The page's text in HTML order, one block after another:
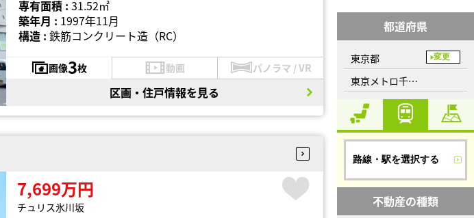
専有面積 : 31.52㎡
築年月 : 1997年11月
構造 : 鉄筋コンクリート造（RC）
画像3枚 動画 パノラマ / VR
区画・住戸情報を見る
7,699万円
チュリス氷川坂
都道府県
東京都 変更
東京メトロ千代田線、赤坂駅
路線・駅を選択する
不動産の種類